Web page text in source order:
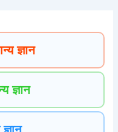
ज्ञान
ज्ञान